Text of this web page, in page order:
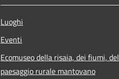
Luoghi
Eventi
Ecomuseo della risaia, dei fiumi, del
paesaggio rurale mantovano